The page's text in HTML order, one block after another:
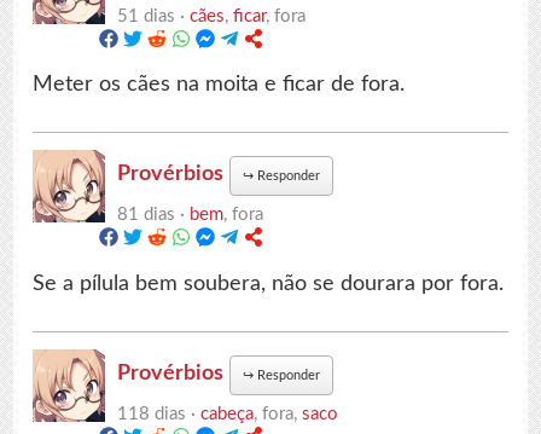
51 dias ·cães,ficar, fora
Meter os cães na moita e ficar de fora.
Provérbios ↪ Responder
81 dias · bem, fora
Se a pílula bem soubera, não se dourara por fora.
Provérbios ↪ Responder
118 dias ·cabeça, fora,saco